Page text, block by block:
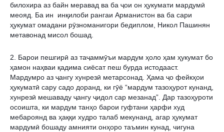
билохира аз байн меравад ва ба ҷои он ҳукумати мардумӣ
меояд. Ба ин  инқилоби рангаи Арманистон ва ба сари
ҳукумат омадани рӯзноманигори бедиплом, Никол Пашинян
метавонад мисол бошад.
2. Барои пешгирӣ аз таҷаммӯъи мардум ҳоло ҳам ҳукумат бо
ҳамон наҳваи қадима сиёсат пеш бурда истодааст.
Мардумро аз ҷангу хунрезӣ метарсонад. Ҳама ҷо фейкҳои
ҳукуматӣ сару садо доранд, ки гӯё “мардум тазоҳурот кунанд,
хунрезӣ мешаваду ҷангу ҷидол сар мезанад”. Дар тазоҳуроти
осоишта, ки мардум танҳо барои гуфтани ҳарфи худ
мебароянд ва ҳаққи худро талаб мекунанд, агар ҳукумат
мардумӣ бошаду амнияти онҳоро таъмин кунад, чигуна